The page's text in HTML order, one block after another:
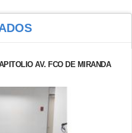
AV. FCO DE MIRANDA